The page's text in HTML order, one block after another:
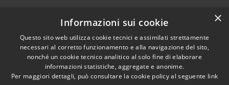
RSS
Accessibilità
Cookie
Copyright © 2024 •
Comune diGrottaminarda
• Powered byMunicipium
•Redazione
×
Informazioni sui cookie
Questo sito web utilizza cookie tecnici e assimilati strettamente
necessari al corretto funzionamento e alla navigazione del sito,
nonché un cookie tecnico analitico al solo fine di elaborare
informazioni statistiche, aggregate e anonime.
Per maggiori dettagli, può consultare la cookie policy al seguente link